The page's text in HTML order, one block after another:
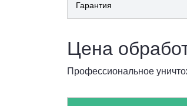
Гарантия
Цена
Профессиональное